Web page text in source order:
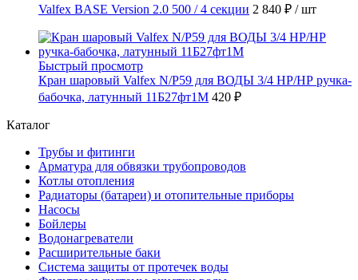
Valfex BASE Version 2.0 500 / 4 секции 2 840 ₽ / шт
Быстрый просмотр
Кран шаровый Valfex N/P59 для ВОДЫ 3/4 НР/НР ручка-
бабочка, латунный 11Б27фт1М 420 ₽
Каталог
Трубы и фитинги
Арматура для обвязки трубопроводов
Котлы отопления
Радиаторы (батареи) и отопительные приборы
Насосы
Бойлеры
Водонагреватели
Расширительные баки
Система защиты от протечек воды